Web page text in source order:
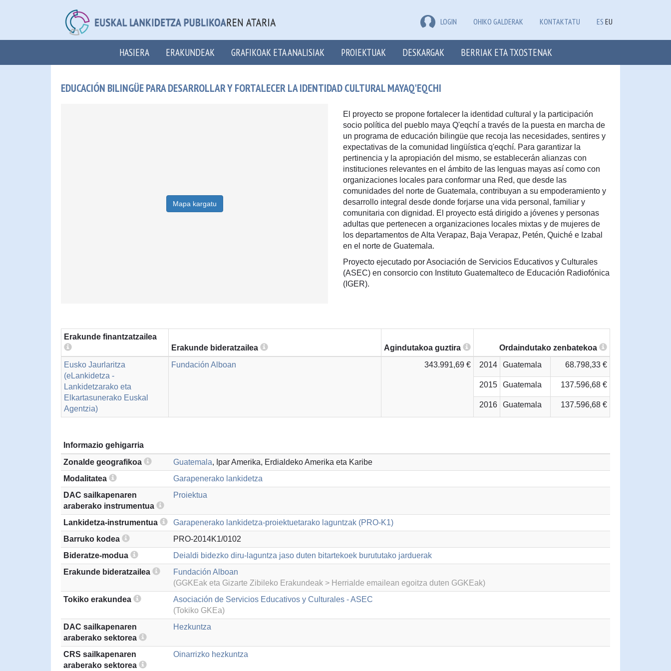
LOGIN OHIKO GALDERAK KONTAKTATU ES EU
HASIERA ERAKUNDEAK GRAFIKOAK ETA ANALISIAK PROIEKTUAK DESKARGAK BERRIAK ETA TXOSTENAK
EDUCACIÓN BILINGÜE PARA DESARROLLAR Y FORTALECER LA IDENTIDAD CULTURAL MAYAQ'EQCHI
Mapa kargatu
El proyecto se propone fortalecer la identidad cultural y la participación
socio política del pueblo maya Q'eqchí a través de la puesta en marcha de
un programa de educación bilingüe que recoja las necesidades, sentires y
expectativas de la comunidad lingüística q'eqchí. Para garantizar la
pertinencia y la apropiación del mismo, se establecerán alianzas con
instituciones relevantes en el ámbito de las lenguas mayas así como con
organizaciones locales para conformar una Red, que desde las
comunidades del norte de Guatemala, contribuyan a su empoderamiento y
desarrollo integral desde donde forjarse una vida personal, familiar y
comunitaria con dignidad. El proyecto está dirigido a jóvenes y personas
adultas que pertenecen a organizaciones locales mixtas y de mujeres de
los departamentos de Alta Verapaz, Baja Verapaz, Petén, Quiché e Izabal
en el norte de Guatemala.
Proyecto ejecutado por Asociación de Servicios Educativos y Culturales
(ASEC) en consorcio con Instituto Guatemalteco de Educación Radiofónica
(IGER).
Erakunde finantzatzailea
Erakunde bideratzailea
Agindutakoa guztira
Ordaindutako zenbatekoa
Eusko Jaurlaritza
(eLankidetza -
Lankidetzarako eta
Elkartasunerako Euskal
Agentzia)
Fundación Alboan 343.991,69 € 2014 Guatemala 68.798,33 €
2015 Guatemala 137.596,68 €
2016 Guatemala 137.596,68 €
Informazio gehigarria
Zonalde geografikoa
Guatemala, Ipar Amerika, Erdialdeko Amerika eta Karibe
Modalitatea
Garapenerako lankidetza
DAC sailkapenaren
araberako instrumentua
Proiektua
Lankidetza-instrumentua
Garapenerako lankidetza-proiektuetarako laguntzak (PRO-K1)
Barruko kodea
PRO-2014K1/0102
Bideratze-modua
Deialdi bidezko diru-laguntza jaso duten bitartekoek burututako jarduerak
Erakunde bideratzailea
Fundación Alboan
(GGKEak eta Gizarte Zibileko Erakundeak > Herrialde emailean egoitza duten GGKEak)
Tokiko erakundea
Asociación de Servicios Educativos y Culturales - ASEC
(Tokiko GKEa)
DAC sailkapenaren
araberako sektorea
Hezkuntza
CRS sailkapenaren
araberako sektorea
Oinarrizko hezkuntza